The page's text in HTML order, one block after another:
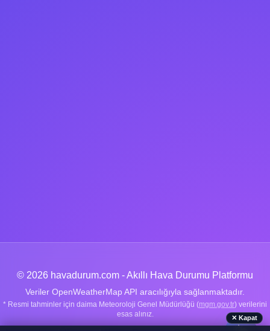
© 2026 havadurum.com - Akıllı Hava Durumu Platformu
Veriler OpenWeatherMap API aracılığıyla sağlanmaktadır.
* Resmi tahminler için daima Meteoroloji Genel Müdürlüğü (mgm.gov.tr) verilerini
esas alınız.
✕ Kapat